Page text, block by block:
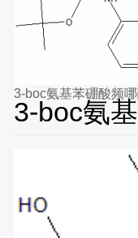
3-boc氨基苯硼酸频
3-boc氨